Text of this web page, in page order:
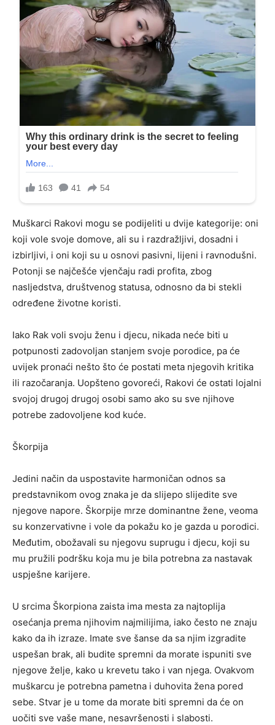
Muškarci Rakovi mogu se podijeliti u dvije kategorije: oni
koji vole svoje domove, ali su i razdražljivi, dosadni i
izbirljivi, i oni koji su u osnovi pasivni, lijeni i ravnodušni.
Potonji se najčešće vjenčaju radi profita, zbog
nasljedstva, društvenog statusa, odnosno da bi stekli
određene životne koristi.
Iako Rak voli svoju ženu i djecu, nikada neće biti u
potpunosti zadovoljan stanjem svoje porodice, pa će
uvijek pronaći nešto što će postati meta njegovih kritika
ili razočaranja. Uopšteno govoreći, Rakovi će ostati lojalni
svojoj drugoj drugoj osobi samo ako su sve njihove
potrebe zadovoljene kod kuće.
Škorpija
Jedini način da uspostavite harmoničan odnos sa
predstavnikom ovog znaka je da slijepo slijedite sve
njegove napore. Škorpije mrze dominantne žene, veoma
su konzervativne i vole da pokažu ko je gazda u porodici.
Međutim, obožavali su njegovu suprugu i djecu, koji su
mu pružili podršku koja mu je bila potrebna za nastavak
uspješne karijere.
U srcima Škorpiona zaista ima mesta za najtoplija
osećanja prema njihovim najmilijima, iako često ne znaju
kako da ih izraze. Imate sve šanse da sa njim izgradite
uspešan brak, ali budite spremni da morate ispuniti sve
njegove želje, kako u krevetu tako i van njega. Ovakvom
muškarcu je potrebna pametna i duhovita žena pored
sebe. Stvar je u tome da morate biti spremni da će on
uočiti sve vaše mane, nesavršenosti i slabosti.